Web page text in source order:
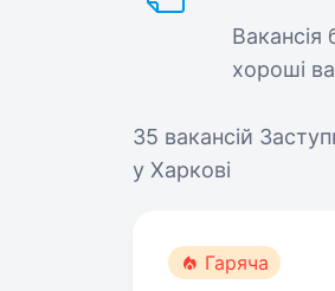
хороші
35 вакансій
у Харкові
Гаряча